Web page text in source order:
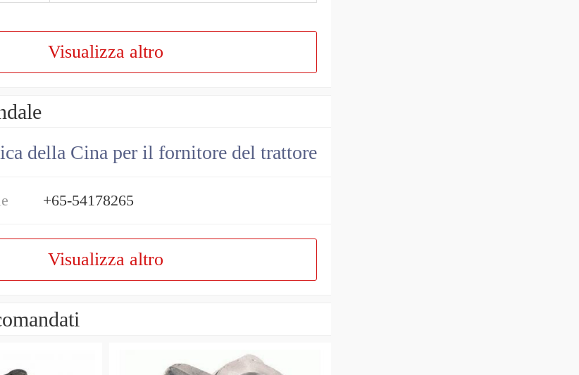
Visualizza altro
della Cina per il fornitore del trattore
+65-54178265
Visualizza altro